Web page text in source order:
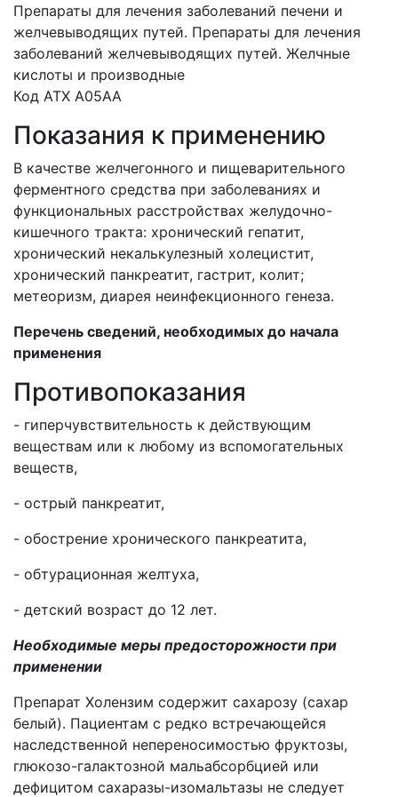
Препараты для лечения заболеваний печени и
желчевыводящих путей. Препараты для лечения
заболеваний желчевыводящих путей. Желчные
кислоты и производные
Код ATX A05AА
Показания к применению
В качестве желчегонного и пищеварительного
ферментного средства при заболеваниях и
функциональных расстройствах желудочно-
кишечного тракта: хронический гепатит,
хронический некалькулезный холецистит,
хронический панкреатит, гастрит, колит;
метеоризм, диарея неинфекционного генеза.
Перечень сведений, необходимых до начала
применения
Противопоказания
- гиперчувствительность к действующим
веществам или к любому из вспомогательных
веществ,
- острый панкреатит,
- обострение хронического панкреатита,
- обтурационная желтуха,
- детский возраст до 12 лет.
Необходимые меры предосторожности при
применении
Препарат Холензим содержит сахарозу (сахар
белый). Пациентам с редко встречающейся
наследственной непереносимостью фруктозы,
глюкозо-галактозной мальабсорбцией или
дефицитом сахаразы-изомальтазы не следует